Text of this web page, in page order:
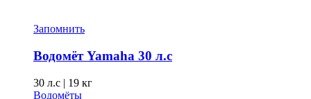
Запомнить
Водомёт Yamaha 30 л.с
30 л.с | 19 кг
Водомёты